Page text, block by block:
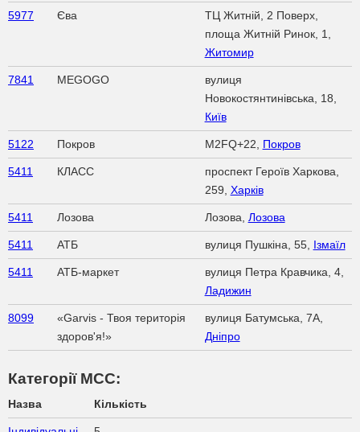
5977 Єва
ТЦ Житній, 2 Поверх,
площа Житній Ринок, 1,
Житомир
7841 MEGOGO
вулиця
Новокостянтинівська, 18,
Київ
5122 Покров M2FQ+22, Покров
5411 КЛАСС
проспект Героїв Харкова,
259, Харків
5411 Лозова Лозова, Лозова
5411 АТБ вулиця Пушкіна, 55, Ізмаїл
5411 АТБ-маркет
вулиця Петра Кравчика, 4,
Ладижин
8099
«Garvis - Твоя територія
здоров'я!»
вулиця Батумська, 7А,
Дніпро
Категорії МСС:
Назва Кількість